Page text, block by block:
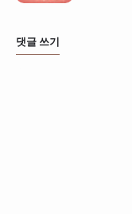
댓글 쓰기